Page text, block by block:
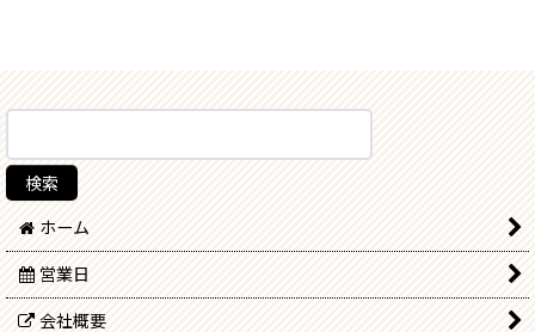
ホーム
営業日
会社概要